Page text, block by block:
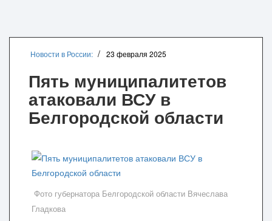
Новости в России: 23 февраля 2025
Пять муниципалитетов
атаковали ВСУ в
Белгородской области
Фото губернатора Белгородской области Вячеслава
Гладкова